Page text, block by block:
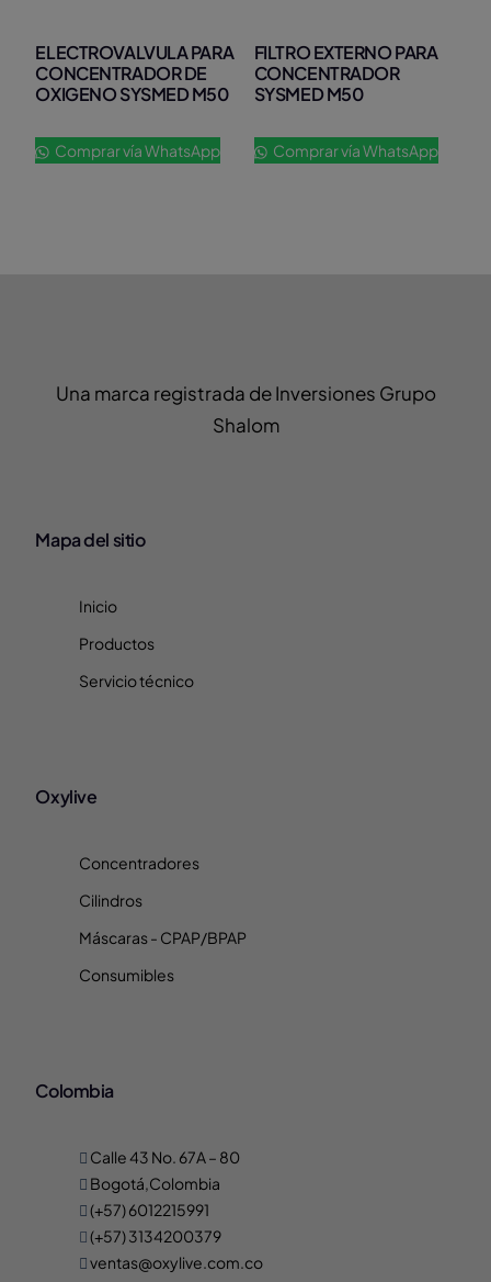
ELECTROVALVULA PARA
CONCENTRADOR DE
OXIGENO SYSMED M50
Comprar vía WhatsApp
FILTRO EXTERNO PARA
CONCENTRADOR
SYSMED M50
Comprar vía WhatsApp
Una marca registrada de Inversiones Grupo
Shalom
Mapa del sitio
Inicio
Productos
Servicio técnico
Oxylive
Concentradores
Cilindros
Máscaras - CPAP/BPAP
Consumibles
Colombia
Calle 43 No. 67A – 80
Bogotá,Colombia
(+57) 6012215991
(+57) 3134200379
ventas@oxylive.com.co